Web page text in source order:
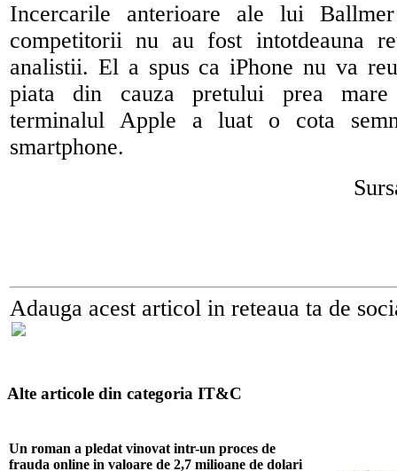
Incercarile anterioare ale lui
competitorii nu au fost intotdeauna
analistii. El a spus ca iPhone nu va
piata din cauza pretului prea
terminalul Apple a luat o cota
smartphone.
Adauga acest articol in reteaua ta de
Alte articole din categoria IT&C
Un roman a pledat vinovat intr-un proces de
frauda online in valoare de 2,7 milioane de dolari